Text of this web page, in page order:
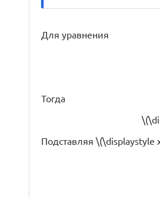
Для уравнения
Тогда
Подставляя \(\displaystyle